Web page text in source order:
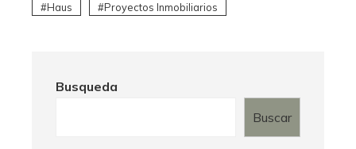
Haus
Proyectos Inmobiliarios
Busqueda
Buscar